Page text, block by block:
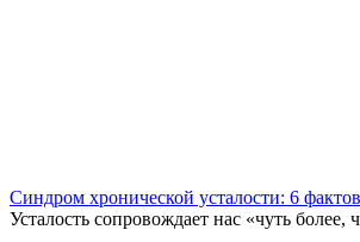
Синдром хронической усталости: 6
Усталость сопровождает нас «чуть более,